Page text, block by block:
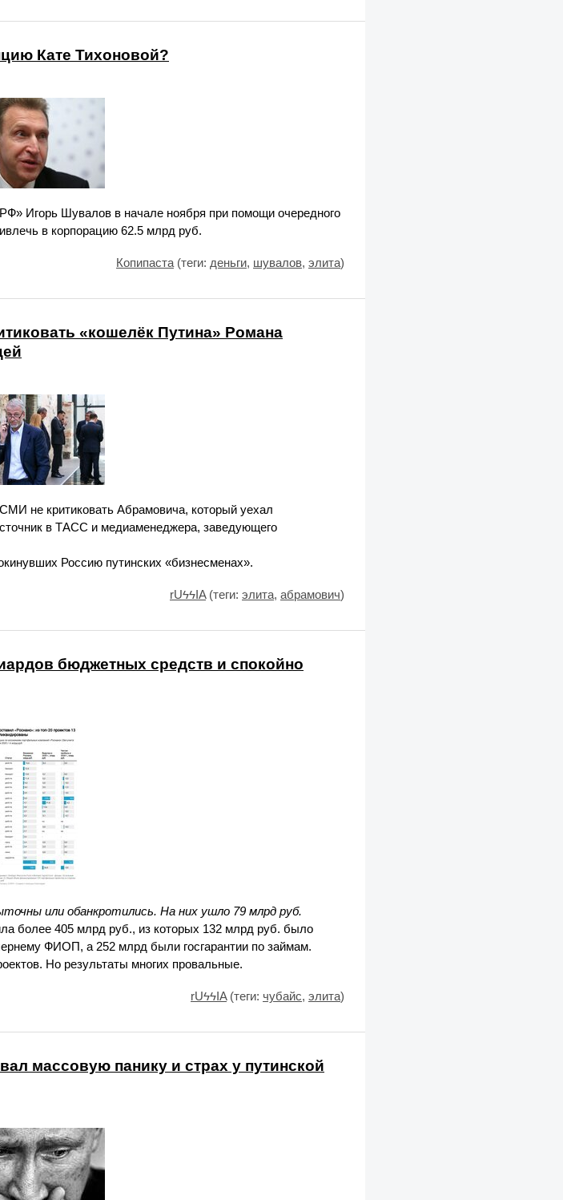
Кате Тихоновой?
Игорь Шувалов в начале ноября при помощи очередного
в корпорацию 62.5 млрд руб.
Копипаста(теги: деньги, шувалов, элита)
«кошелёк Путина» Романа
не критиковать Абрамовича, который уехал
в ТАСС и медиаменеджера, заведующего
Россию путинских «бизнесменах».
rUϟϟIA(теги: элита, абрамович)
бюджетных средств и спокойно
или обанкротились. На них ушло 79 млрд руб.
более 405 млрд руб., из которых 132 млрд руб. было
ФИОП, а 252 млрд были госгарантии по займам.
Но результаты многих провальные.
rUϟϟIA(теги: чубайс, элита)
массовую панику и страх у путинской